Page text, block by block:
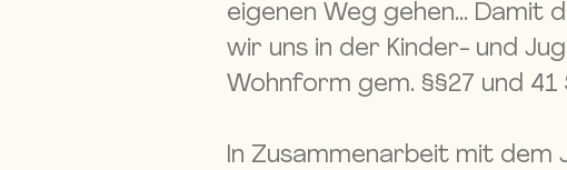
eigenen Weg gehen... Damit
wir uns in der Kinder- und
Wohnform gem. §§27 und 41
In Zusammenarbeit mit dem